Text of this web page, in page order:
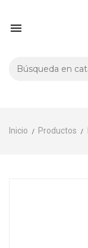

Inicio Productos